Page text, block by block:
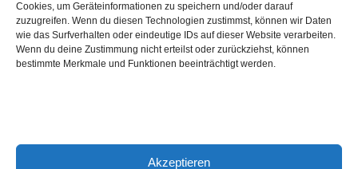
Cookies, um Geräteinformationen zu speichern und/oder darauf
zuzugreifen. Wenn du diesen Technologien zustimmst, können wir Daten
wie das Surfverhalten oder eindeutige IDs auf dieser Website verarbeiten.
Wenn du deine Zustimmung nicht erteilst oder zurückziehst, können
bestimmte Merkmale und Funktionen beeinträchtigt werden.
Akzeptieren
Destillerie:Hinch(Irland)
Single Malt, 43.0%
Peated: Nein